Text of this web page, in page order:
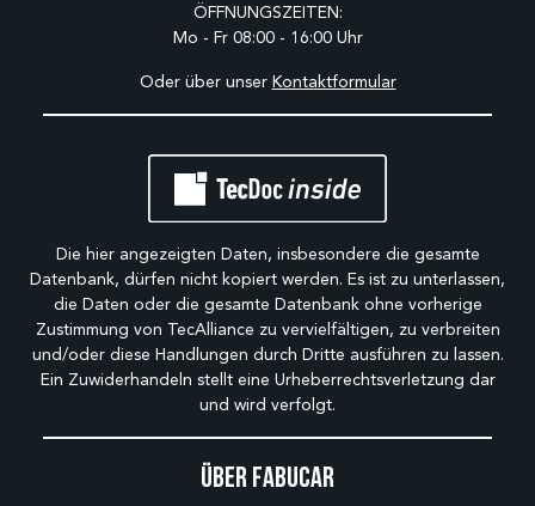
Über Fabucar
ÖFFNUNGSZEITEN:
Mo - Fr 08:00 - 16:00 Uhr
Oder über unser Kontaktformular
Die hier angezeigten Daten, insbesondere die gesamte
Datenbank, dürfen nicht kopiert werden. Es ist zu unterlassen,
die Daten oder die gesamte Datenbank ohne vorherige
Zustimmung von TecAlliance zu vervielfältigen, zu verbreiten
und/oder diese Handlungen durch Dritte ausführen zu lassen.
Ein Zuwiderhandeln stellt eine Urheberrechtsverletzung dar
und wird verfolgt.